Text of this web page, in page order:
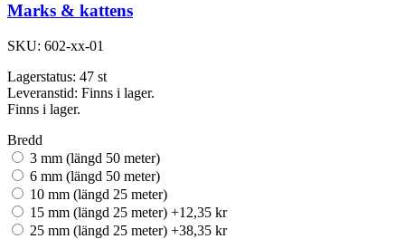
Marks & kattens
SKU: 602-xx-01
Lagerstatus: 47 st
Leveranstid: Finns i lager.
Finns i lager.
Bredd
3 mm (längd 50 meter)
6 mm (längd 50 meter)
10 mm (längd 25 meter)
15 mm (längd 25 meter) +12,35 kr
25 mm (längd 25 meter) +38,35 kr